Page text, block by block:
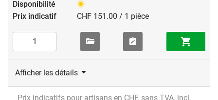
CHF 151.00 / 1 pièce
Afficher les détails
Prix indicatifs pour artisans en CHF, sans TVA, incl.